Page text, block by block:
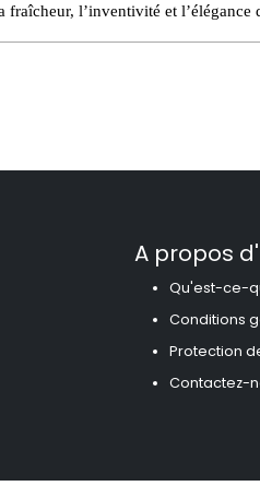
fraîcheur, l’inventivité et
A propos
Qu'est-ce-
Conditions
Protection
Contactez-